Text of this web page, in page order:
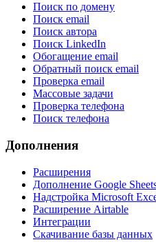
Поиск по домену
Поиск email
Поиск автора
Поиск LinkedIn
Обогащение email
Обратный поиск email
Проверка email
Массовые задачи
Проверка телефона
Поиск телефона
Дополнения
Расширения
Дополнение Google
Надстройка Microsoft
Расширение Airtable
Интеграции
Скачивание базы данных